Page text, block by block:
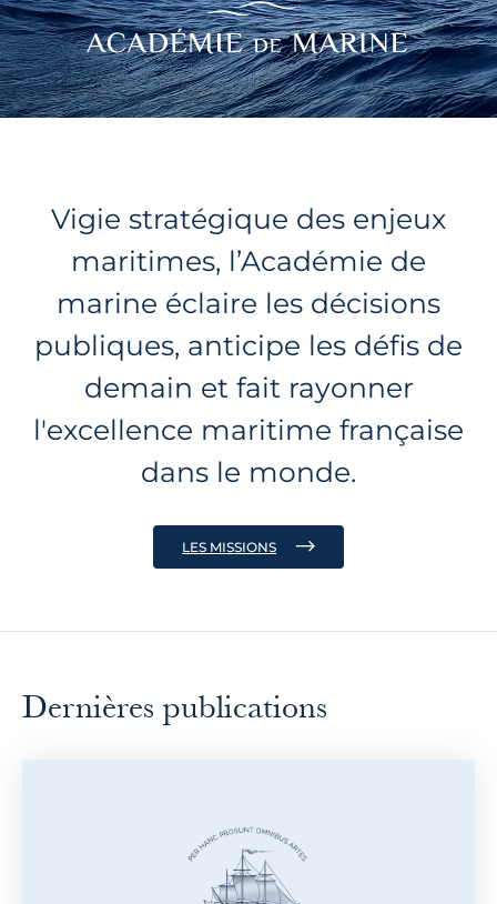
Vigie stratégique des enjeux
maritimes, l’Académie de
marine éclaire les décisions
publiques, anticipe les défis de
demain et fait rayonner
l'excellence maritime française
dans le monde.
LES MISSIONS
Dernières publications